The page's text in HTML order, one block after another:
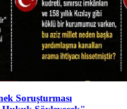
Soruşturması